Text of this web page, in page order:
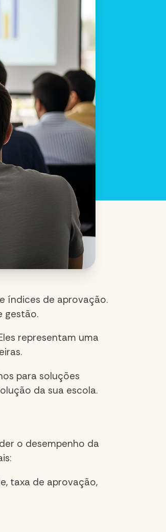
índices de aprovação.
gestão.
representam uma
para soluções
da sua escola.
o desempenho da
taxa de aprovação,